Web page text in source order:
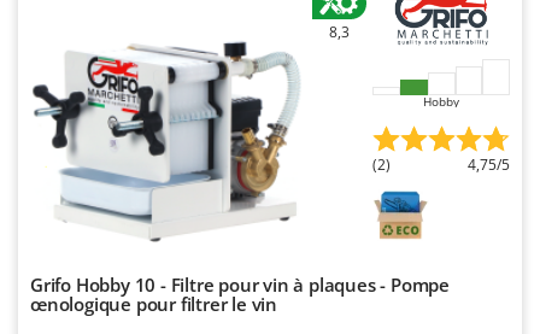
Mowox
MTD
New O.M.R.A.
Nilfisk
Novatec
Novital
8,3
Hobby
(2) 4,75/5
Grifo Hobby 10 - Filtre pour vin à plaques - Pompe
œnologique pour filtrer le vin